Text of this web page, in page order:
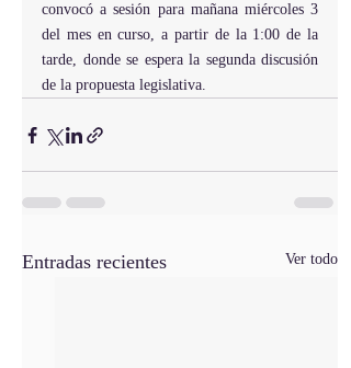
convocó a sesión para mañana miércoles 3
del mes en curso, a partir de la 1:00 de la
tarde, donde se espera la segunda discusión
de la propuesta legislativa.
Entradas recientes Ver todo